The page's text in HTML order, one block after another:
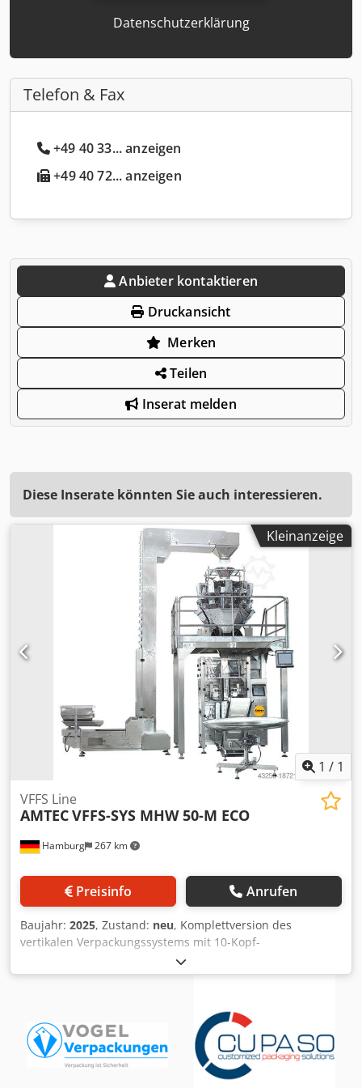
Datenschutzerklärung
Telefon & Fax
+49 40 33... anzeigen
+49 40 72... anzeigen
Anbieter kontaktieren
Druckansicht
Merken
Teilen
Inserat melden
Diese Inserate könnten Sie auch interessieren.
Kleinanzeige
1 / 1
Hamburg 267 km
VFFS Line
AMTECVFFS-SYS MHW 50-M ECO
Preisinfo Anrufen
Baujahr: 2025, Zustand: neu, Komplettversion des
vertikalen Verpackungssystems mit 10-Kopf-
Mehrkopfwaage (1,3 l/Kopf), Z-Förderer, Plattform,
Abfuhrfließband und Sammeltisch für fertig, verpackte
Schüttgut wie z.B. Kartoffelchips, Cornflakes, Kekse, Nüsse,
Süßigkeiten, Shrimps, Industriekomponenten, -produkte
wie z.B. Schrauben, Nägel, Metall- oder Plastikteile. Die
vertikale Verpackungsmaschine (VFFS) ist mit folgenden
Komponenten ausgestattet: PLC (Touchscreen-